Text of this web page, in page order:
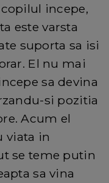
incepe,
este varsta
suporta sa isi
El nu mai
sa devina
si pozitia
Acum el
viata in
se teme putin
sa vina